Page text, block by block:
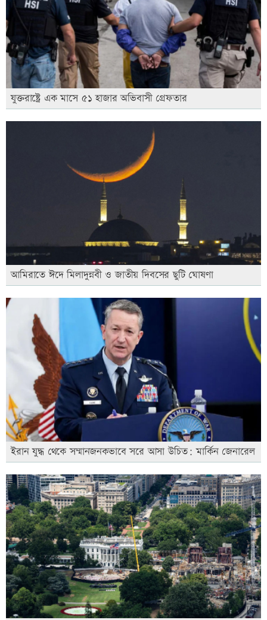
যুক্তরাষ্ট্রে এক মাসে ৫১ হাজার অভিবাসী গ্রেফতার
আমিরাতে ঈদে মিলাদুন্নবী ও জাতীয় দিবসের ছুটি ঘোষণা
ইরান যুদ্ধ থেকে সম্মানজনকভাবে সরে আসা উচিত: মার্কিন জেনারেল